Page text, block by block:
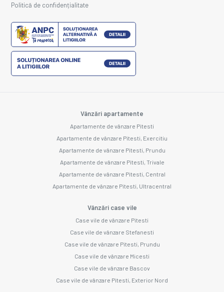
Politică de confidențialitate
Vânzări apartamente
Apartamente de vânzare Pitesti
Apartamente de vânzare Pitesti, Exercitiu
Apartamente de vânzare Pitesti, Prundu
Apartamente de vânzare Pitesti, Trivale
Apartamente de vânzare Pitesti, Central
Apartamente de vânzare Pitesti, Ultracentral
Vânzări case vile
Case vile de vânzare Pitesti
Case vile de vânzare Stefanesti
Case vile de vânzare Pitesti, Prundu
Case vile de vânzare Micesti
Case vile de vânzare Bascov
Case vile de vânzare Pitesti, Exterior Nord